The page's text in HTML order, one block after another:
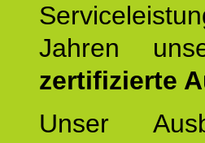
Jahren
zertifizierte
Unser